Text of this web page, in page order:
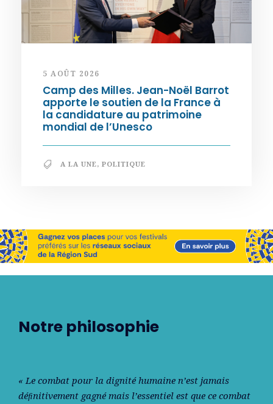
5 AOÛT 2026
Camp des Milles. Jean-Noël Barrot
apporte le soutien de la France à
la candidature au patrimoine
mondial de l’Unesco
A LA UNE, POLITIQUE
Notre philosophie
« Le combat pour la dignité humaine n’est jamais
déﬁnitivement gagné mais l’essentiel est que ce combat